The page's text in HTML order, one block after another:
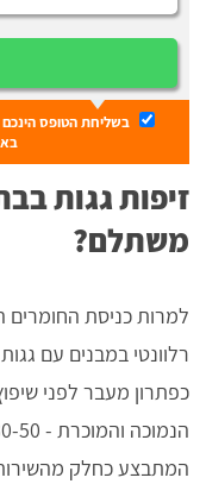
בשליחת הטופס
זיפות גגות
משתלם?
למרות כניסת החומרים
רלוונטי במבנים עם
כפתרון מעבר לפני
המתבצע כחלק